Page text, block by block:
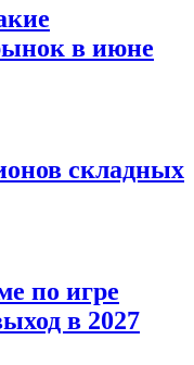
в июне
складных
по игре
в 2027